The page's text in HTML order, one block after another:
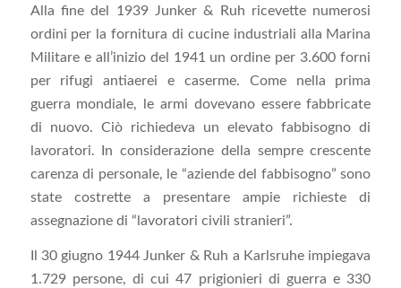
Alla fine del 1939 Junker & Ruh ricevette numerosi
ordini per la fornitura di cucine industriali alla Marina
Militare e all’inizio del 1941 un ordine per 3.600 forni
per rifugi antiaerei e caserme. Come nella prima
guerra mondiale, le armi dovevano essere fabbricate
di nuovo. Ciò richiedeva un elevato fabbisogno di
lavoratori. In considerazione della sempre crescente
carenza di personale, le “aziende del fabbisogno” sono
state costrette a presentare ampie richieste di
assegnazione di “lavoratori civili stranieri”.
Il 30 giugno 1944 Junker & Ruh a Karlsruhe impiegava
1.729 persone, di cui 47 prigionieri di guerra e 330